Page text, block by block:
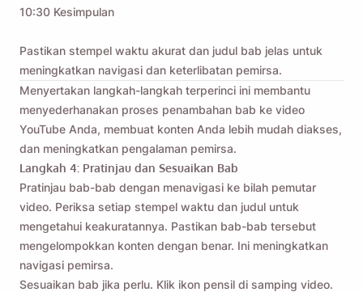
10:30 Kesimpulan
Pastikan stempel waktu akurat dan judul bab jelas untuk
meningkatkan navigasi dan keterlibatan pemirsa.
Menyertakan langkah-langkah terperinci ini membantu
menyederhanakan proses penambahan bab ke video
YouTube Anda, membuat konten Anda lebih mudah diakses,
dan meningkatkan pengalaman pemirsa.
Langkah 4: Pratinjau dan Sesuaikan Bab
Pratinjau bab-bab dengan menavigasi ke bilah pemutar
video. Periksa setiap stempel waktu dan judul untuk
mengetahui keakuratannya. Pastikan bab-bab tersebut
mengelompokkan konten dengan benar. Ini meningkatkan
navigasi pemirsa.
Sesuaikan bab jika perlu. Klik ikon pensil di samping video.